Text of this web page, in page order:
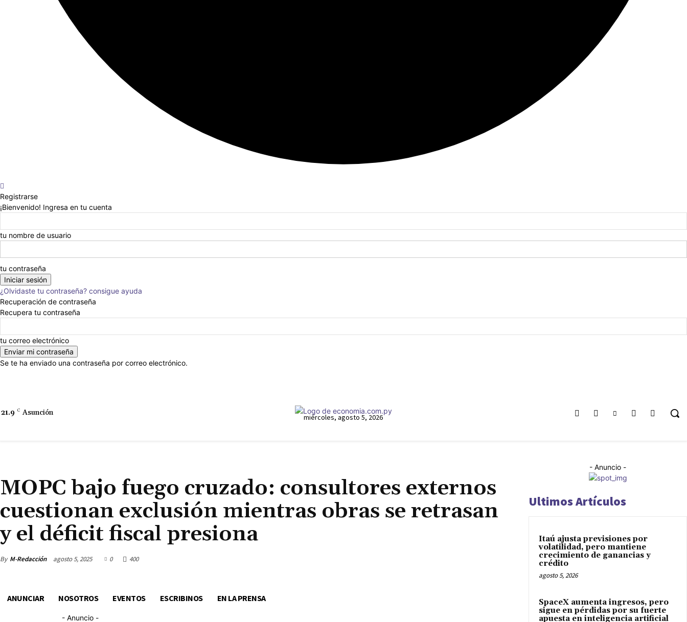
Registrarse
¡Bienvenido! Ingresa en tu cuenta
tu nombre de usuario
tu contraseña
¿Olvidaste tu contraseña? consigue ayuda
Recuperación de contraseña
Recupera tu contraseña
tu correo electrónico
Se te ha enviado una contraseña por correo electrónico.
21.9 C Asunción miércoles, agosto 5, 2026
MOPC bajo fuego cruzado: consultores externos
cuestionan exclusión mientras obras se retrasan
y el déficit fiscal presiona
By M-Redacción agosto 5, 2025 0 400
ANUNCIAR NOSOTROS EVENTOS ESCRIBINOS EN LA PRENSA
- Anuncio -
- Anuncio -
Ultimos Artículos
Itaú ajusta previsiones por
volatilidad, pero mantiene
crecimiento de ganancias y
crédito
agosto 5, 2026
SpaceX aumenta ingresos, pero
sigue en pérdidas por su fuerte
apuesta en inteligencia artificial